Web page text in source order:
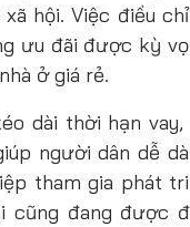
hội. Việc điều
ưu đãi được kỳ
ở giá rẻ.
dài thời hạn vay,
người dân dễ
tham gia phát
cũng đang được